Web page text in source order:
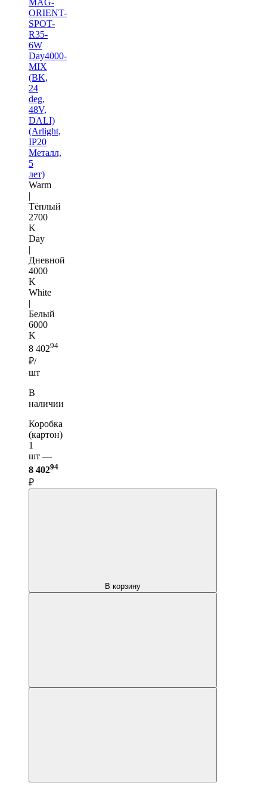
ORIENT-
SPOT-
R35-
6W
Day4000-
MIX
(BK,
24
deg,
48V,
DALI)
(Arlight,
IP20
Металл,
5
лет)
Warm
|
Тёплый
2700
K
Day
|
Дневной
4000
K
White
|
Белый
6000
K
8 40294
₽/
шт
В
наличии
Коробка
(картон)
1
шт —
8 40294
₽
В корзину